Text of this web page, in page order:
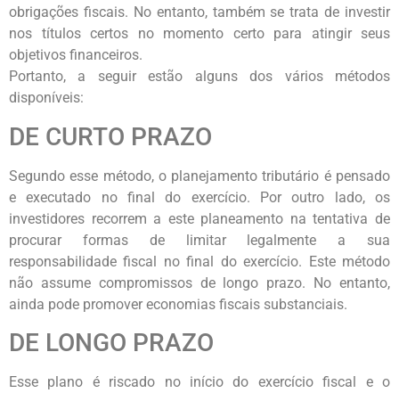
obrigações fiscais. No entanto, também se trata de investir
nos títulos certos no momento certo para atingir seus
objetivos financeiros.
Portanto, a seguir estão alguns dos vários métodos
disponíveis:
DE CURTO PRAZO
Segundo esse método, o planejamento tributário é pensado
e executado no final do exercício. Por outro lado, os
investidores recorrem a este planeamento na tentativa de
procurar formas de limitar legalmente a sua
responsabilidade fiscal no final do exercício. Este método
não assume compromissos de longo prazo. No entanto,
ainda pode promover economias fiscais substanciais.
DE LONGO PRAZO
Esse plano é riscado no início do exercício fiscal e o